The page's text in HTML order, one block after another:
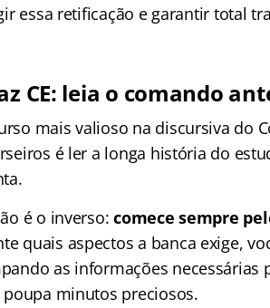
essa retificação e garantir total
CE: leia o comando
mais valioso na discursiva do
é ler a longa história do
é o inverso:comece sempre
quais aspectos a banca exige,
as informações necessárias
minutos preciosos.